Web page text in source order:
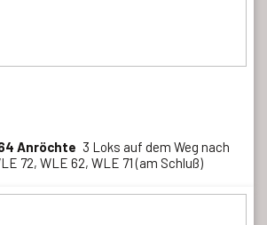
Anröchte 3 Loks auf dem Weg nach
72, WLE 62, WLE 71 (am Schluß)